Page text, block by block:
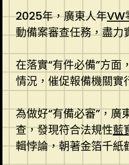
2025年，廣東人年VW
動備案審查任務，盡力
在落實“有件必備”方
情況，催促報備機關實
為做好“有備必審”，
查，發現符合法規性藍
輯悖論，朝著金箔千紙